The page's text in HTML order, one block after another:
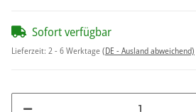
Sofort verfügbar
Lieferzeit: 2 - 6 Werktage(DE - Ausland abweichend)